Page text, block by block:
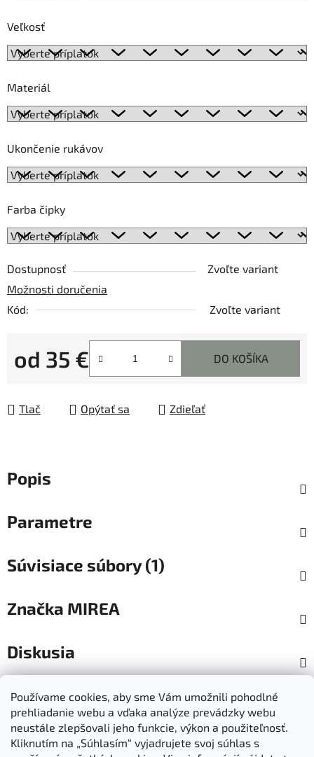
Používame cookies, aby sme Vám umožnili pohodlné
prehliadanie webu a vďaka analýze prevádzky webu
neustále zlepšovali jeho funkcie, výkon a použiteľnosť.
Kliknutím na „Súhlasím“ vyjadrujete svoj súhlas s
Veľkosť
Materiál
Ukončenie rukávov
Farba čipky
Dostupnosť
Zvoľte variant
Možnosti doručenia
Kód:
Zvoľte variant
od 35 €
Jednotková cena:
DO KOŠÍKA
Tlač Opýtať sa Zdieľať
Popis
Parametre
Súvisiace súbory (1)
Značka MIREA
Diskusia
Dokumenty na stiahnutie Moja objednávka
Obchodné podmienky Ochrana osobných údajov
Kontakty Informácie o cookies